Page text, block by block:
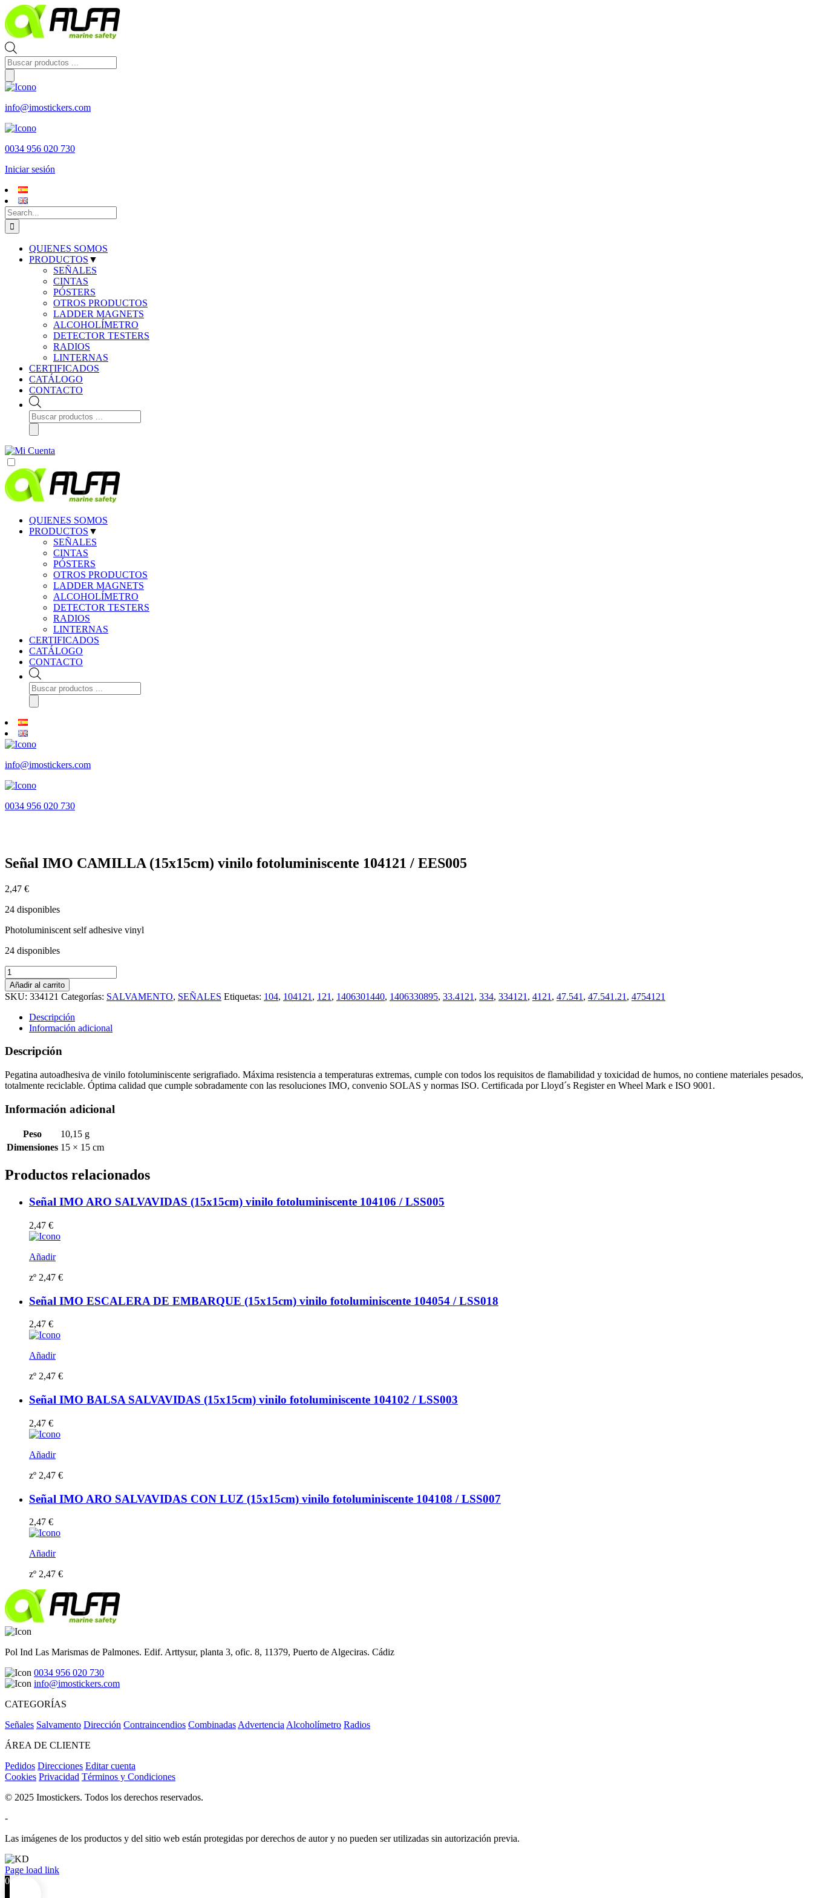
Skip
to
content
Búsqueda
de
productos
info@imostickers.com
0034 956 020 730
Iniciar sesión
Search
for:
QUIENES SOMOS
PRODUCTOS ▼
SEÑALES
CINTAS
PÓSTERS
OTROS PRODUCTOS
LADDER MAGNETS
ALCOHOLÍMETRO
DETECTOR TESTERS
RADIOS
LINTERNAS
CERTIFICADOS
CATÁLOGO
CONTACTO
Búsqueda
de
productos
QUIENES SOMOS
PRODUCTOS ▼
SEÑALES
CINTAS
PÓSTERS
OTROS PRODUCTOS
LADDER MAGNETS
ALCOHOLÍMETRO
DETECTOR TESTERS
RADIOS
LINTERNAS
CERTIFICADOS
CATÁLOGO
CONTACTO
Búsqueda
de
productos
info@imostickers.com
0034 956 020 730
Señal IMO CAMILLA (15x15cm) vinilo fotoluminiscente 104121 / EES005
2,47 €
24 disponibles
Photoluminiscent self adhesive vinyl
24 disponibles
Señal
IMO
CAMILLA
(15x15cm)
vinilo
fotoluminiscente
104121
/
EES005
Añadir al carrito
SKU: 334121 Categorías: SALVAMENTO, SEÑALES Etiquetas: 104, 104121 , 121 , 1406301440, 1406330895, 33.4121 , 334, 334121 , 4121 , 47.541 , 47.541.21 , 4754121
Descripción
Información adicional
Descripción
Pegatina autoadhesiva de vinilo fotoluminiscente serigrafiado. Máxima resistencia a temperaturas extremas, cumple con todos los requisitos de flamabilidad y toxicidad de humos, no contiene materiales pesados,
totalmente reciclable. Óptima calidad que cumple sobradamente con las resoluciones IMO, convenio SOLAS y normas ISO. Certificada por Lloyd´s Register en Wheel Mark e ISO 9001.
Información adicional
Peso
10,15 g
Dimensiones 15 × 15 cm
Productos relacionados
Señal IMO ARO SALVAVIDAS (15x15cm) vinilo fotoluminiscente 104106 / LSS005
2,47 €
Añadir
zº 2,47 €
Señal IMO ESCALERA DE EMBARQUE (15x15cm) vinilo fotoluminiscente 104054 / LSS018
2,47 €
Añadir
zº 2,47 €
Señal IMO BALSA SALVAVIDAS (15x15cm) vinilo fotoluminiscente 104102 / LSS003
2,47 €
Añadir
zº 2,47 €
Señal IMO ARO SALVAVIDAS CON LUZ (15x15cm) vinilo fotoluminiscente 104108 / LSS007
2,47 €
Añadir
zº 2,47 €
Pol Ind Las Marismas de Palmones. Edif. Arttysur, planta 3, ofic. 8, 11379, Puerto de Algeciras. Cádiz
0034 956 020 730
info@imostickers.com
CATEGORÍAS
Señales Salvamento Dirección Contraincendios Combinadas Advertencia Alcoholímetro Radios
ÁREA DE CLIENTE
Pedidos Direcciones Editar cuenta
Cookies Privacidad Términos y Condiciones
© 2025 Imostickers. Todos los derechos reservados.
-
Las imágenes de los productos y del sitio web están protegidas por derechos de autor y no pueden ser utilizadas sin autorización previa.
Facebook
Twitter
Instagram
Pinterest
Page load link
0